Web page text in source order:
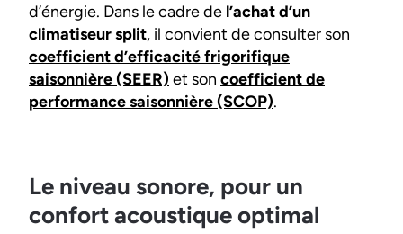
d’énergie. Dans le cadre de l’achat d’un
climatiseur split, il convient de consulter son
coefficient d’efficacité frigorifique
saisonnière (SEER) et son coefficient de
performance saisonnière (SCOP).
Le niveau sonore, pour un
confort acoustique optimal